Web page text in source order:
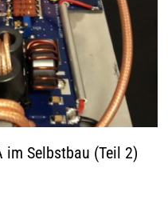
im Selbstbau (Teil 2)